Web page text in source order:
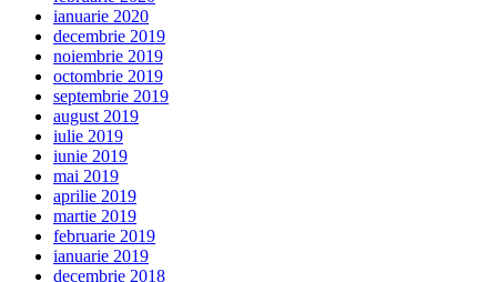
ianuarie 2020
decembrie 2019
noiembrie 2019
octombrie 2019
septembrie 2019
august 2019
iulie 2019
iunie 2019
mai 2019
aprilie 2019
martie 2019
februarie 2019
ianuarie 2019
decembrie 2018